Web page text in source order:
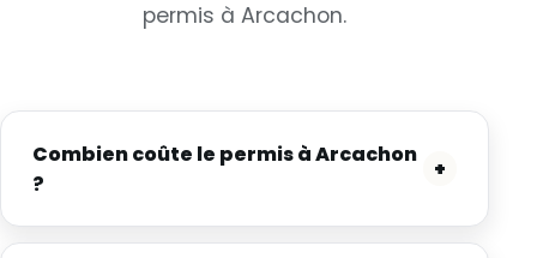
permis à Arcachon.
Combien coûte le permis à Arcachon
?
+